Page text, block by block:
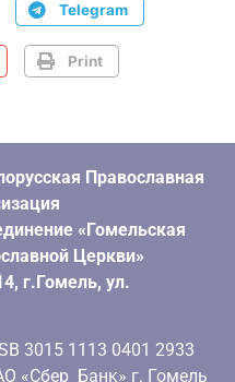
Telegram
Print
Православная
«Гомельская
Церкви»
г.Гомель, ул.
3015 1113 0401 2933
«Сбер Банк» г. Гомель